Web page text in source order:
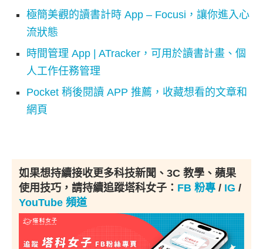
極簡美觀的讀書計時 App – Focusi，讓你進入心
流狀態
時間管理 App | ATracker，可用於讀書計畫、個
人工作任務管理
Pocket 稍後閱讀 APP 推薦，收藏想看的文章和
網頁
如果想持續接收更多科技新聞、3C 教學、蘋果
使用技巧，請持續追蹤塔科女子： FB 粉專 / IG /
YouTube 頻道